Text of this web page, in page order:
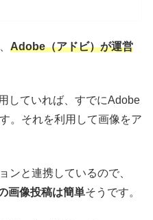
Adobe（アドビ）が運営
していれば、すでにAdobe
。それを利用して画像をア
ンと連携しているので、
画像投稿は簡単そうです。